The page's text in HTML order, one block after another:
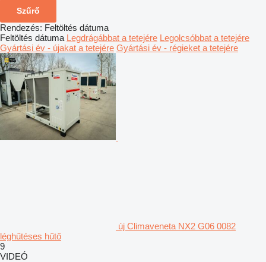
Szűrő
Rendezés: Feltöltés dátuma
Feltöltés dátuma Legdrágábbat a tetejére Legolcsóbbat a tetejére
Gyártási év - újakat a tetejére Gyártási év - régieket a tetejére
új Climaveneta NX2 G06 0082
léghűtéses hűtő
9
VIDEÓ